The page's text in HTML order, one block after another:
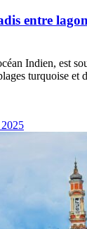
entre
Indien, est
turquoise et